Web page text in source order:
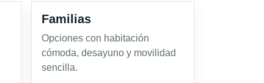
Familias
Opciones con habitación
cómoda, desayuno y movilidad
sencilla.